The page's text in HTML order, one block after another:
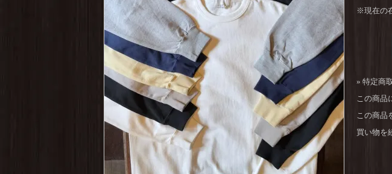
※現在の
» 特定商
この商品
この商品
買い物を